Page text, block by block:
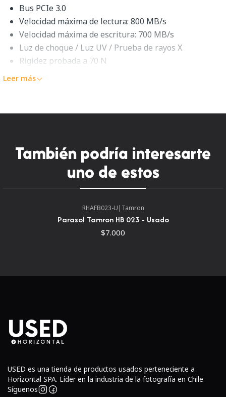
Bus PCIe 3.0
Velocidad máxima de lectura: 800 MB/s
Velocidad máxima de escritura: 700 MB/s
Luz de choque / Luz UV / Prueba de rayos X
Rigidez probada a 70 N
Utilidad de recuperación y escaneo de archivos
GB CFexpress Tipo A
memoria CFexpress Type A de 80 GBdeSony
proporciona velocidades de lectura rápidas de hasta 800 MB/s
junto con velocidades de escritura de hasta 700 MB/s. Este
rendimiento rápido beneficia la grabación de una variedad de
la sesión continua de fotos en bruto de alta resolución. Más
allá de su velocidad, esta tarjeta de memoria TOUGH también
o incluso eliminados accidentalmente y Media Scan Utility se
puede utilizar para escanear automáticamente las tarjetas
CFexpress e informarle de la condición de la memoria flash.
Leer más
También podría interesarte
uno de estos
RHAFB023-U | Tamron
Parasol Tamron HB 023 - Usado
$7.000
USED es una tienda de productos usados perteneciente a
Horizontal SPA. Lider en la industria de la fotografía en Chile
Síguenos